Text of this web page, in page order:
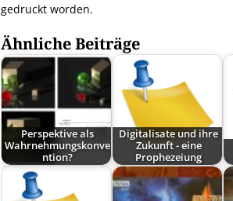
gedruckt worden.
Ähnliche Beiträge
Perspektive als
Wahrnehmungskonve
ntion?
Digitalisate und ihre
Zukunft - eine
Prophezeiung